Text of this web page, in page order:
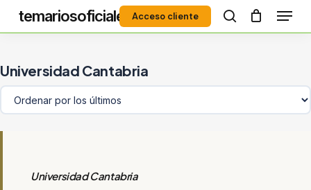
temariosoficiales
Acceso cliente
search
Menú
Universidad Cantabria
Universidad Cantabria